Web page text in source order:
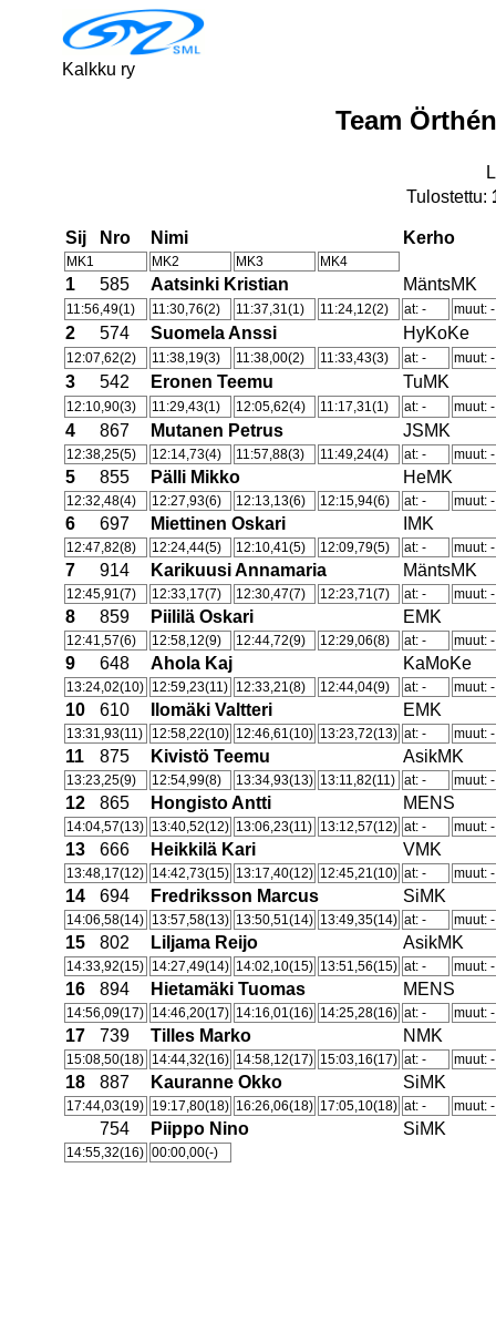
Kalkku ry
Team
Tulostettu:
Sij Nro Nimi Kerho
MK1 MK2 MK3 MK4
1 585 Aatsinki Kristian MäntsMK
11:56,49(1) 11:30,76(2) 11:37,31(1) 11:24,12(2) at: - muut: -
2 574 Suomela Anssi HyKoKe
12:07,62(2) 11:38,19(3) 11:38,00(2) 11:33,43(3) at: - muut: -
3 542 Eronen Teemu TuMK
12:10,90(3) 11:29,43(1) 12:05,62(4) 11:17,31(1) at: - muut: -
4 867 Mutanen Petrus JSMK
12:38,25(5) 12:14,73(4) 11:57,88(3) 11:49,24(4) at: - muut: -
5 855 Pälli Mikko HeMK
12:32,48(4) 12:27,93(6) 12:13,13(6) 12:15,94(6) at: - muut: -
6 697 Miettinen Oskari IMK
12:47,82(8) 12:24,44(5) 12:10,41(5) 12:09,79(5) at: - muut: -
7 914 Karikuusi Annamaria MäntsMK
12:45,91(7) 12:33,17(7) 12:30,47(7) 12:23,71(7) at: - muut: -
8 859 Piililä Oskari EMK
12:41,57(6) 12:58,12(9) 12:44,72(9) 12:29,06(8) at: - muut: -
9 648 Ahola Kaj KaMoKe
13:24,02(10) 12:59,23(11) 12:33,21(8) 12:44,04(9) at: - muut: -
10 610 Ilomäki Valtteri EMK
13:31,93(11) 12:58,22(10) 12:46,61(10) 13:23,72(13) at: - muut: -
11 875 Kivistö Teemu AsikMK
13:23,25(9) 12:54,99(8) 13:34,93(13) 13:11,82(11) at: - muut: -
12 865 Hongisto Antti MENS
14:04,57(13) 13:40,52(12) 13:06,23(11) 13:12,57(12) at: - muut: -
13 666 Heikkilä Kari VMK
13:48,17(12) 14:42,73(15) 13:17,40(12) 12:45,21(10) at: - muut: -
14 694 Fredriksson Marcus SiMK
14:06,58(14) 13:57,58(13) 13:50,51(14) 13:49,35(14) at: - muut: -
15 802 Liljama Reijo AsikMK
14:33,92(15) 14:27,49(14) 14:02,10(15) 13:51,56(15) at: - muut: -
16 894 Hietamäki Tuomas MENS
14:56,09(17) 14:46,20(17) 14:16,01(16) 14:25,28(16) at: - muut: -
17 739 Tilles Marko NMK
15:08,50(18) 14:44,32(16) 14:58,12(17) 15:03,16(17) at: - muut: -
18 887 Kauranne Okko SiMK
17:44,03(19) 19:17,80(18) 16:26,06(18) 17:05,10(18) at: - muut: -
754 Piippo Nino SiMK
14:55,32(16) 00:00,00(-)